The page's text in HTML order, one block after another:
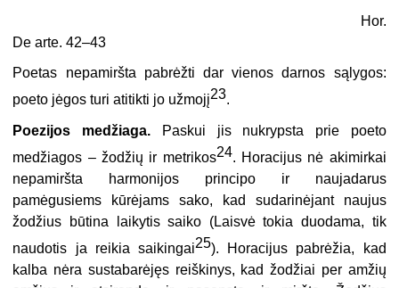
Hor.
De arte. 42–43
Poetas nepamiršta pabrėžti dar vienos darnos sąlygos:
poeto jėgos turi atitikti jo užmojį23.
Poezijos medžiaga. Paskui jis nukrypsta prie poeto
medžiagos – žodžių ir metrikos24. Horacijus nė akimirkai
nepamiršta harmonijos principo ir naujadarus
pamėgusiems kūrėjams sako, kad sudarinėjant naujus
žodžius būtina laikytis saiko (Laisvė tokia duodama, tik
naudotis ja reikia saikingai25). Horacijus pabrėžia, kad
kalba nėra sustabarėjęs reiškinys, kad žodžiai per amžių